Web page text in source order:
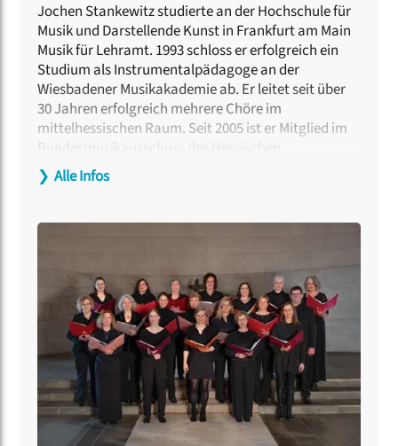
Jochen Stankewitz studierte an der Hochschule für
Musik und Darstellende Kunst in Frankfurt am Main
Musik für Lehramt. 1993 schloss er erfolgreich ein
Studium als Instrumentalpädagoge an der
Wiesbadener Musikakademie ab. Er leitet seit über
30 Jahren erfolgreich mehrere Chöre im
mittelhessischen Raum. Seit 2005 ist er Mitglied im
Bundesmusikausschuss des Hessischen
Sängerbundes, dessen Vorsitzender er 2019 wurde.
Seit 2011 ist er Dozent an der Hessischen Fachschule
beachtete Veröffentlichungen im Bereich
Deutschen Musikeditionspreis 2017 bedeuteten,
sowie im Bereich dreistimmige Chormusik mit einer
Männerstimme (auch im Bosse-Verlag) runden sein
Profil ab.
❯ Alle Infos